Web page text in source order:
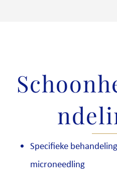
Specifieke
microneedling